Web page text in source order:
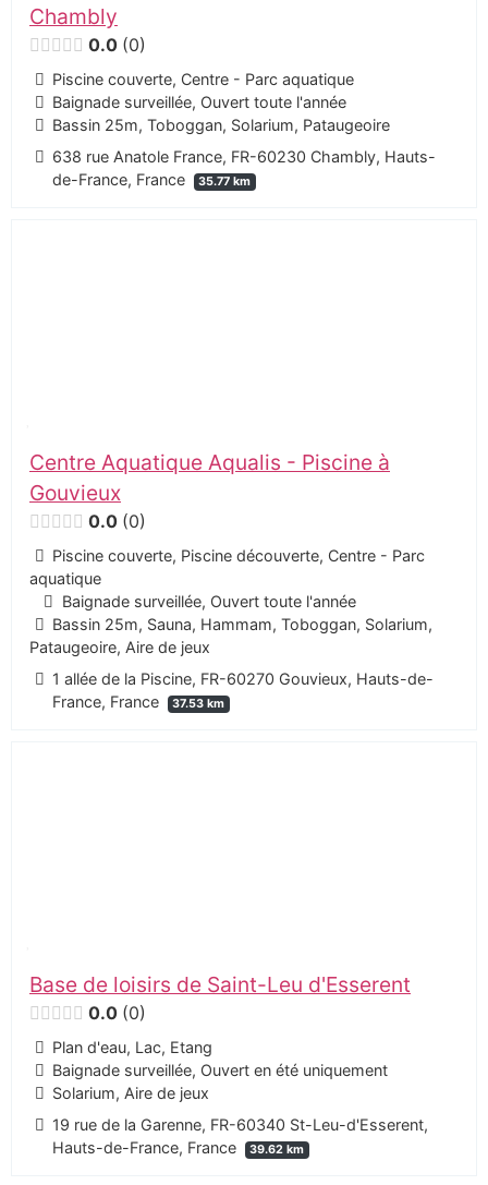
Chambly
0.0 0
Piscine couverte, Centre - Parc aquatique
Baignade surveillée, Ouvert toute l'année
Bassin 25m, Toboggan, Solarium, Pataugeoire
638 rue Anatole France, FR-60230 Chambly, Hauts-
de-France, France
35.77 km
Centre Aquatique Aqualis - Piscine à
Gouvieux
0.0 0
Piscine couverte, Piscine découverte, Centre - Parc
aquatique
Baignade surveillée, Ouvert toute l'année
Bassin 25m, Sauna, Hammam, Toboggan, Solarium,
Pataugeoire, Aire de jeux
1 allée de la Piscine, FR-60270 Gouvieux, Hauts-de-
France, France
37.53 km
Base de loisirs de Saint-Leu d'Esserent
0.0 0
Plan d'eau, Lac, Etang
Baignade surveillée, Ouvert en été uniquement
Solarium, Aire de jeux
19 rue de la Garenne, FR-60340 St-Leu-d'Esserent,
Hauts-de-France, France
39.62 km